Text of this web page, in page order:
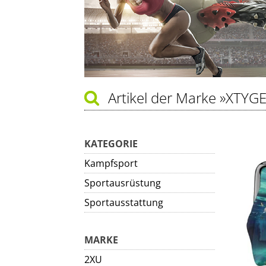
Artikel der Marke
KATEGORIE
Kampfsport
Sportausrüstung
Sportausstattung
MARKE
2XU